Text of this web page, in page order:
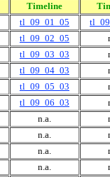
Timeline
tl_09_01_05
tl_09_02_05
tl_09_03_03
tl_09_04_03
tl_09_05_03
tl_09_06_03
n.a.
n.a.
n.a.
n.a.